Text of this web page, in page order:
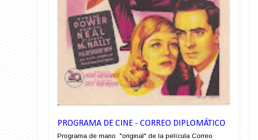
PROGRAMA DE CINE - CORREO DIPLOMÁTICO
Programa de mano "original" de la película Correo